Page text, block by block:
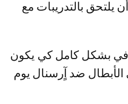
يلتحق بالتدريبات مع
بشكل كامل كي يكون
الأبطال ضد آٍرسنال يوم